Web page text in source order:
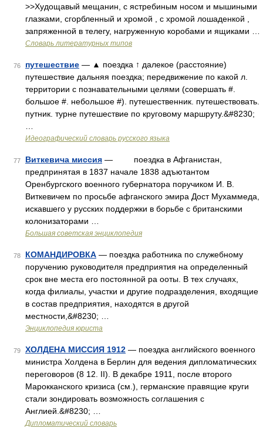
>>Худощавый мещанин, с ястребиным носом и мышиными
глазками, сгорбленный и хромой , с хромой лошаденкой ,
запряженной в телегу, нагруженную коробами и ящиками …
Словарь литературных типов
76 путешествие — ▲ поездка ↑ далекое (расстояние)
путешествие дальняя поездка; передвижение по какой л.
территории с познавательными целями (совершать #.
большое #. небольшое #). путешественник. путешествовать.
путник. турне путешествие по круговому маршруту.&#8230;
Идеографический словарь русского языка
77 Виткевича миссия — поездка в Афганистан,
предпринятая в 1837 начале 1838 адъютантом
Оренбургского военного губернатора поручиком И. В.
Виткевичем по просьбе афганского эмира Дост Мухаммеда,
искавшего у русских поддержки в борьбе с британскими
колонизаторами …
Большая советская энциклопедия
78 КОМАНДИРОВКА — поездка работника по служебному
поручению руководителя предприятия на определенный
срок вне места его постоянной ра ооты. В тех случаях,
когда филиалы, участки и другие подразделения, входящие
в состав предприятия, находятся в другой
местности,&#8230; …
Энциклопедия юриста
79 ХОЛДЕНА МИССИЯ 1912 — поездка английского военного
министра Холдена в Берлин для ведения дипломатических
переговоров (8 12. II). В декабре 1911, после второго
Марокканского кризиса (см.), германские правящие круги
стали зондировать возможность соглашения с
Англией.&#8230; …
Дипломатический словарь